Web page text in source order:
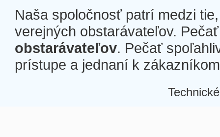
Naša spoločnosť patrí medzi
verejných obstarávateľov.
obstarávateľov. Pečať
prístupe a jednaní k